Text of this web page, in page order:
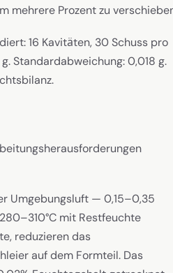
mehrere Prozent zu
16 Kavitäten, 30 Schuss pro
Standardabweichung: 0,018 g.
Umgebungsluft — 0,15–0,35
mit Restfeuchte
reduzieren das
auf dem Formteil. Das